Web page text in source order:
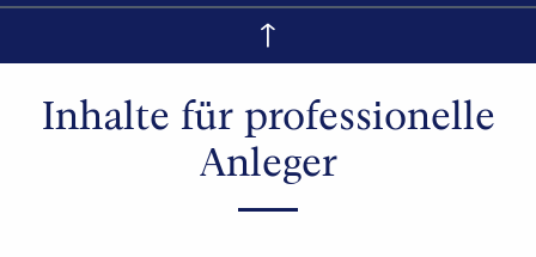
Inhalte für professionelle
Anleger